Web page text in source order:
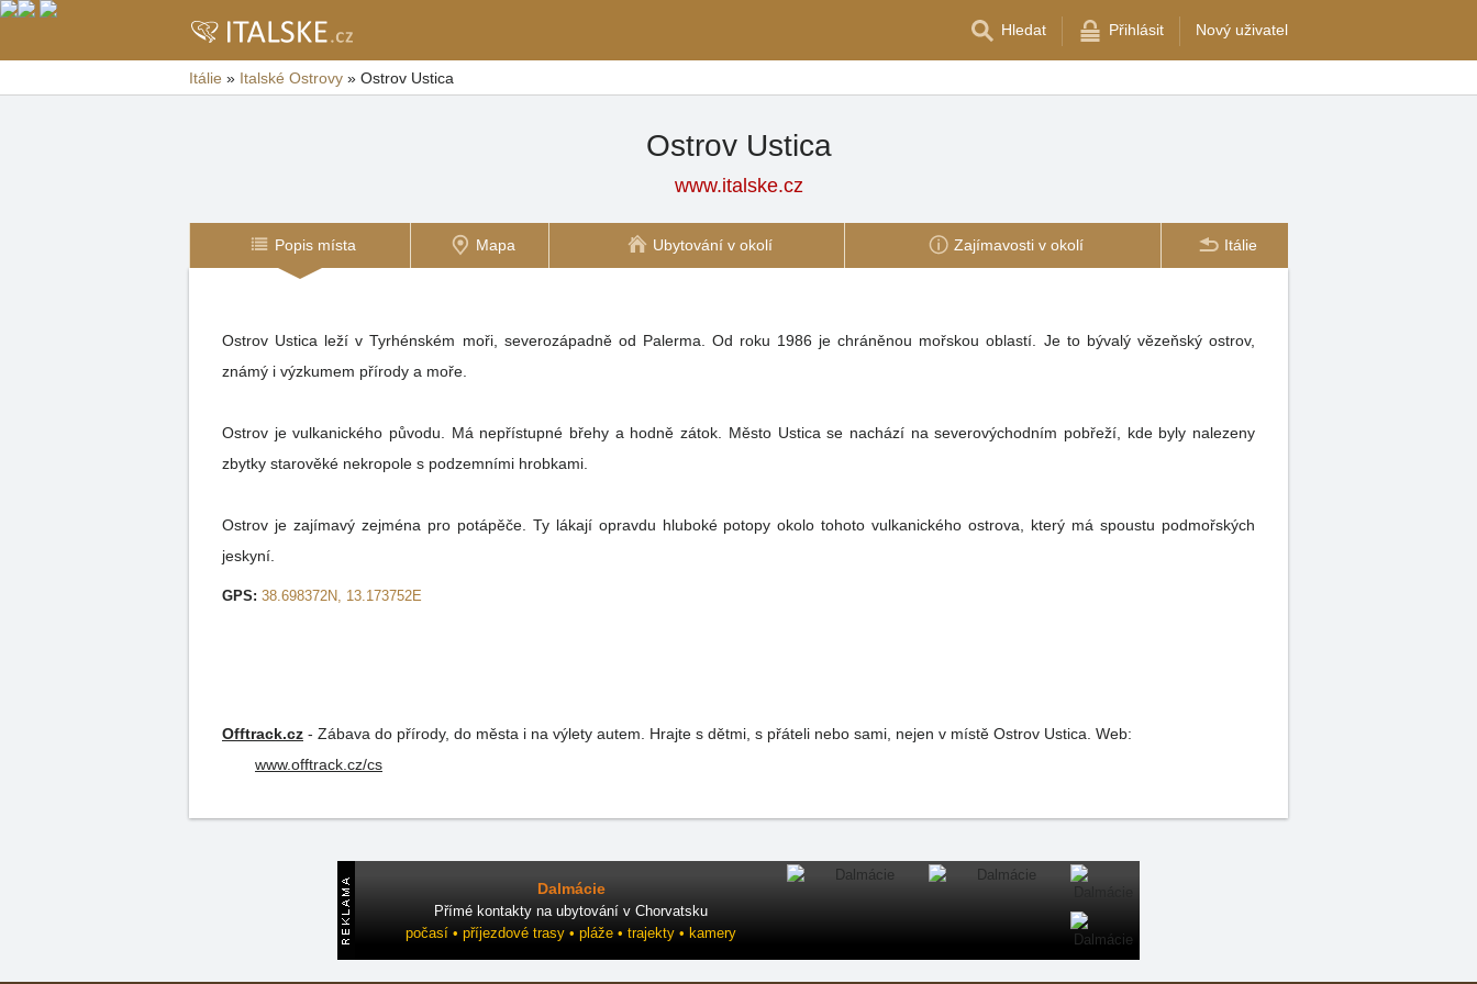
Hledat Přihlásit Nový uživatel
Itálie » Italské Ostrovy » Ostrov Ustica
Ostrov Ustica
www.italske.cz
Popis místa Mapa Ubytování v okolí Zajímavosti v okolí Itálie
Ostrov Ustica leží v Tyrhénském moři, severozápadně od Palerma. Od roku 1986 je chráněnou mořskou oblastí. Je to bývalý vězeňský ostrov,
známý i výzkumem přírody a moře.
Ostrov je vulkanického původu. Má nepřístupné břehy a hodně zátok. Město Ustica se nachází na severovýchodním pobřeží, kde byly nalezeny
zbytky starověké nekropole s podzemními hrobkami.
Ostrov je zajímavý zejména pro potápěče. Ty lákají opravdu hluboké potopy okolo tohoto vulkanického ostrova, který má spoustu podmořských
jeskyní.
GPS: 38.698372N, 13.173752E
Offtrack.cz - Zábava do přírody, do města i na výlety autem. Hrajte s dětmi, s přáteli nebo sami, nejen v místě Ostrov Ustica. Web:
www.offtrack.cz/cs
Dalmácie
Přímé kontakty na ubytování v Chorvatsku
počasí • příjezdové trasy • pláže • trajekty • kamery